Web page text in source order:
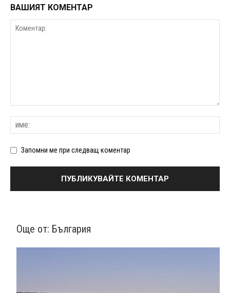
ВАШИЯТ КОМЕНТАР
Запомни ме при следващ коментар
Още от: България